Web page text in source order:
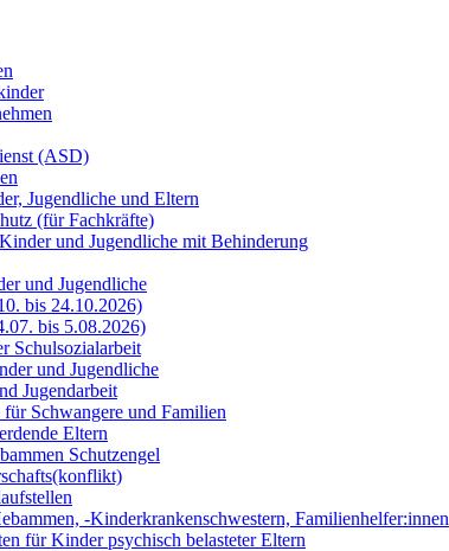
(ASD)
Jugendliche und Eltern
(für Fachkräfte)
und Jugendliche mit Behinderung
und Jugendliche
bis 24.10.2026)
bis 5.08.2026)
Schulsozialarbeit
und Jugendliche
Jugendarbeit
Schwangere und Familien
Eltern
Schutzengel
-Kinderkrankenschwestern, Familienhelfer:innen
für Kinder psychisch belasteter Eltern